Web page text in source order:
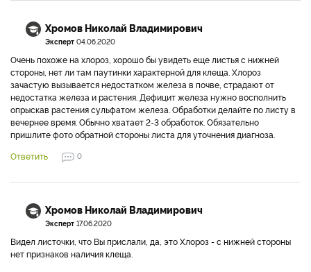
Хромов Николай Владимирович
Эксперт 04.06.2020
Очень похоже на хлороз, хорошо бы увидеть еще листья с нижней
стороны, нет ли там паутинки характерной для клеща. Хлороз
зачастую вызывается недостатком железа в почве, страдают от
недостатка железа и растения. Дефицит железа нужно восполнить
опрыскав растения сульфатом железа. Обработки делайте по листу в
вечернее время. Обычно хватает 2-3 обработок. Обязательно
пришлите фото обратной стороны листа для уточнения диагноза.
Ответить
0
Хромов Николай Владимирович
Эксперт 17.06.2020
Видел листочки, что Вы прислали, да, это Хлороз - с нижней стороны
нет признаков наличия клеща.